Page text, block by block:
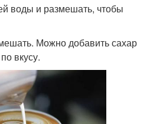
воды и размешать, чтобы
Можно добавить сахар
вкусу.